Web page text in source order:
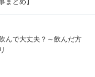
んで大丈夫？～飲んだ方